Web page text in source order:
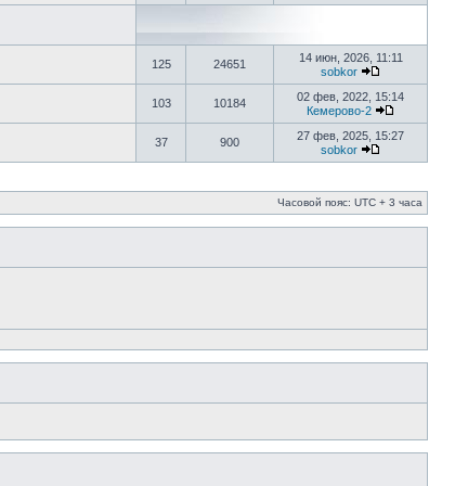
125 24651
14 июн, 2026, 11:11
sobkor
103 10184
02 фев, 2022, 15:14
Кемерово-2
37 900
27 фев, 2025, 15:27
sobkor
Часовой пояс: UTC + 3 часа